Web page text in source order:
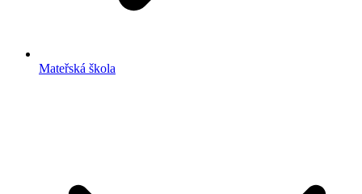
Mateřská škola